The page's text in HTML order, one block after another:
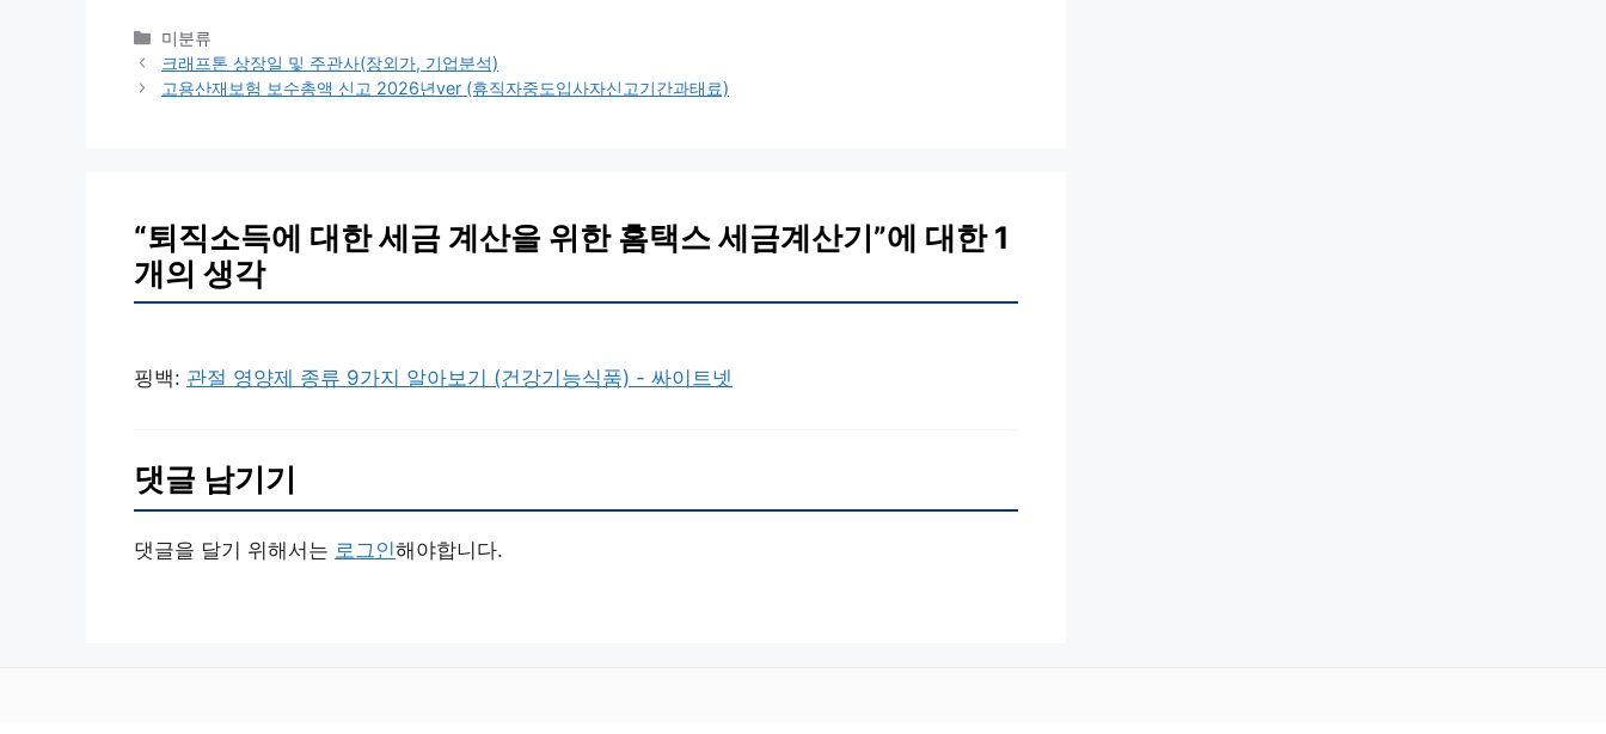
카
테
고
미분류
크래프톤 상장일 및 주관사(장외가, 기업분석)
고용산재보험 보수총액 신고 2026년ver (휴직자중도입사자신고기간과태료)
“퇴직소득에 대한 세금 계산을 위한 홈택스 세금계산기”에 대한 1
개의 생각
핑백: 관절 영양제 종류 9가지 알아보기 (건강기능식품) - 싸이트넷
댓글 남기기
댓글을 달기 위해서는 로그인해야합니다.